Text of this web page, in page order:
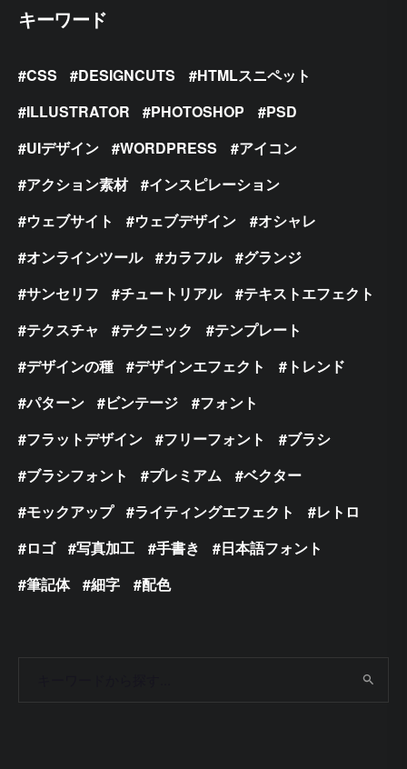
キーワード
CSS DESIGNCUTS
HTMLスニペット
ILLUSTRATOR
PHOTOSHOP
PSD
UIデザイン
WORDPRESS
アイコン
アクション素材
インスピレーション
ウェブサイト
ウェブデザイン
オシャレ
オンラインツール
カラフル
グランジ
サンセリフ
チュートリアル
テキストエフェクト
テクスチャ
テクニック
テンプレート
デザインの種
デザインエフェクト
トレンド
パターン
ビンテージ
フォント
フラットデザイン
フリーフォント
ブラシ
ブラシフォント
プレミアム
ベクター
モックアップ
ライティングエフェクト
レトロ
ロゴ
写真加工 手書き
日本語フォント
筆記体
細字 配色